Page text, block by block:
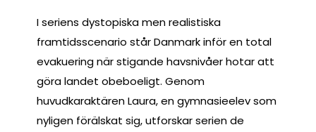
I seriens dystopiska men realistiska
framtidsscenario står Danmark inför en total
evakuering när stigande havsnivåer hotar att
göra landet obeboeligt. Genom
huvudkaraktären Laura, en gymnasieelev som
nyligen förälskat sig, utforskar serien de